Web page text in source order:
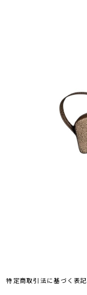
特定商取引法に基づく表記